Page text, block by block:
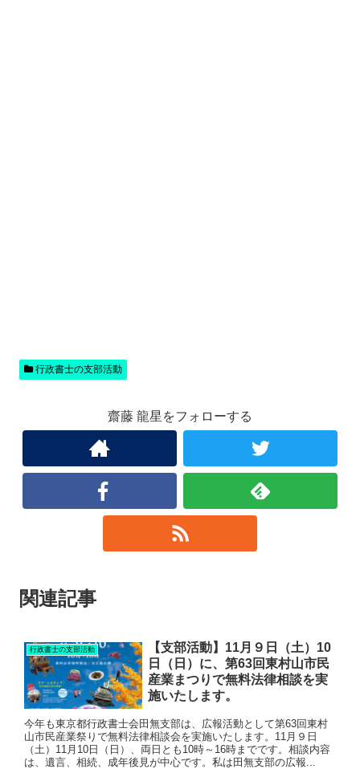
行政書士の支部活動
齋藤 龍星をフォローする
関連記事
行政書士の支部活動
【支部活動】11月９日（土）10
日（日）に、第63回東村山市民
産業まつりで無料法律相談を実
施いたします。
今年も東京都行政書士会田無支部は、広報活動として第63回東村
山市民産業祭りで無料法律相談会を実施いたします。11月９日
（土）11月10日（日）、両日とも10時～16時までです。相談内容
は、遺言、相続、成年後見が中心です。私は田無支部の広報...